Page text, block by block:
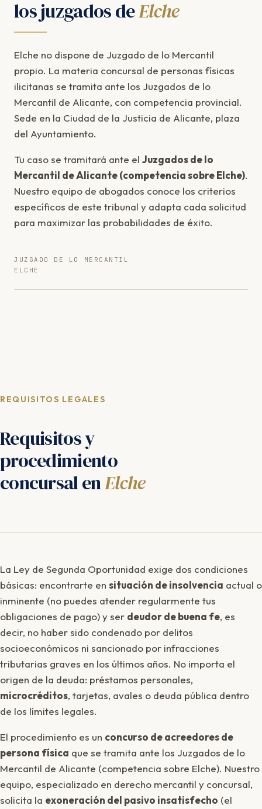
los juzgados deElche
Elche no dispone de Juzgado de lo Mercantil
propio. La materia concursal de personas físicas
ilicitanas se tramita ante los Juzgados de lo
Mercantil de Alicante, con competencia provincial.
Sede en la Ciudad de la Justicia de Alicante, plaza
del Ayuntamiento.
Tu caso se tramitará ante el Juzgados de lo
Mercantil de Alicante (competencia sobre Elche).
Nuestro equipo de abogados conoce los criterios
específicos de este tribunal y adapta cada solicitud
para maximizar las probabilidades de éxito.
JUZGADO DE LO MERCANTIL
ELCHE
REQUISITOS LEGALES
Requisitos y
procedimiento
concursal enElche
La Ley de Segunda Oportunidad exige dos condiciones
básicas: encontrarte en situación de insolvencia actual o
inminente (no puedes atender regularmente tus
obligaciones de pago) y ser deudor de buena fe, es
decir, no haber sido condenado por delitos
socioeconómicos ni sancionado por infracciones
tributarias graves en los últimos años. No importa el
origen de la deuda: préstamos personales,
microcréditos, tarjetas, avales o deuda pública dentro
de los límites legales.
El procedimiento es un concurso de acreedores de
persona física que se tramita ante los Juzgados de lo
Mercantil de Alicante (competencia sobre Elche). Nuestro
equipo, especializado en derecho mercantil y concursal,
solicita la exoneración del pasivo insatisfecho (el